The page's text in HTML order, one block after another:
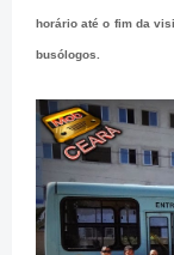
horário até o fim da
busólogos.